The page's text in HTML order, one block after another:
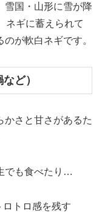
雪国・山形に雪が降
ネギに蓄えられて
が軟白ネギです。
ど）
かさと甘さがあるた
でも食べたり…
トロ感を残す